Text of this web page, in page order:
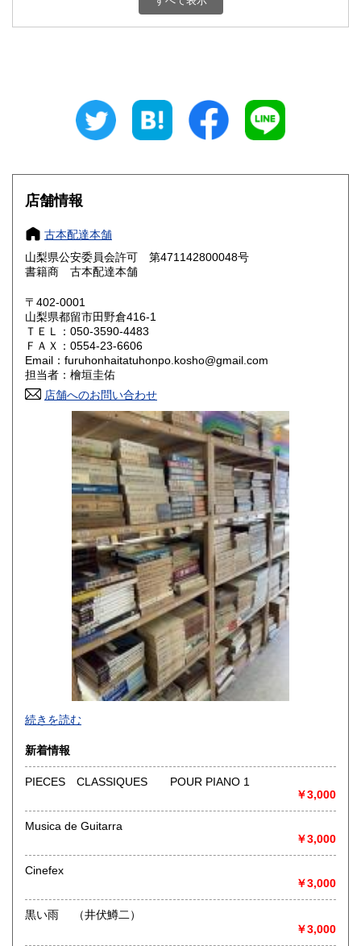
800円 三重県
大阪府
奈良県
鳥取県 800円 島根県
岡山県
山口県 800円
香川県 800円 愛媛県
高知県 800円
800円 長崎県
800円 大分県
800円 鹿児島県
1,500円
店舗情報
古本配達本舗
山梨県公安委員会許可 第471142800048号
書籍商 古本配達本舗
〒402-0001
山梨県都留市田野倉416-1
ＴＥＬ：050-3590-4483
ＦＡＸ：0554-23-6606
Email：furuhonhaitatuhonpo.kosho@gmail.com
担当者：檜垣圭佑
店舗へのお問い合わせ
-
沿線名：-
最寄駅：-
営業時間：-
定休日：-
書籍の買取について
取り扱い分野
総記、哲学宗教、歴史、社会科学、自然科学、美術工芸、国
語国文、外国文学、古典籍、近代文献、趣味、外国書、サブ
続きを読む
新着情報
PIECES CLASSIQUES POUR PIANO 1
￥3,000
Musica de Guitarra
￥3,000
Cinefex
￥3,000
黒い雨 （井伏鱒二）
￥3,000